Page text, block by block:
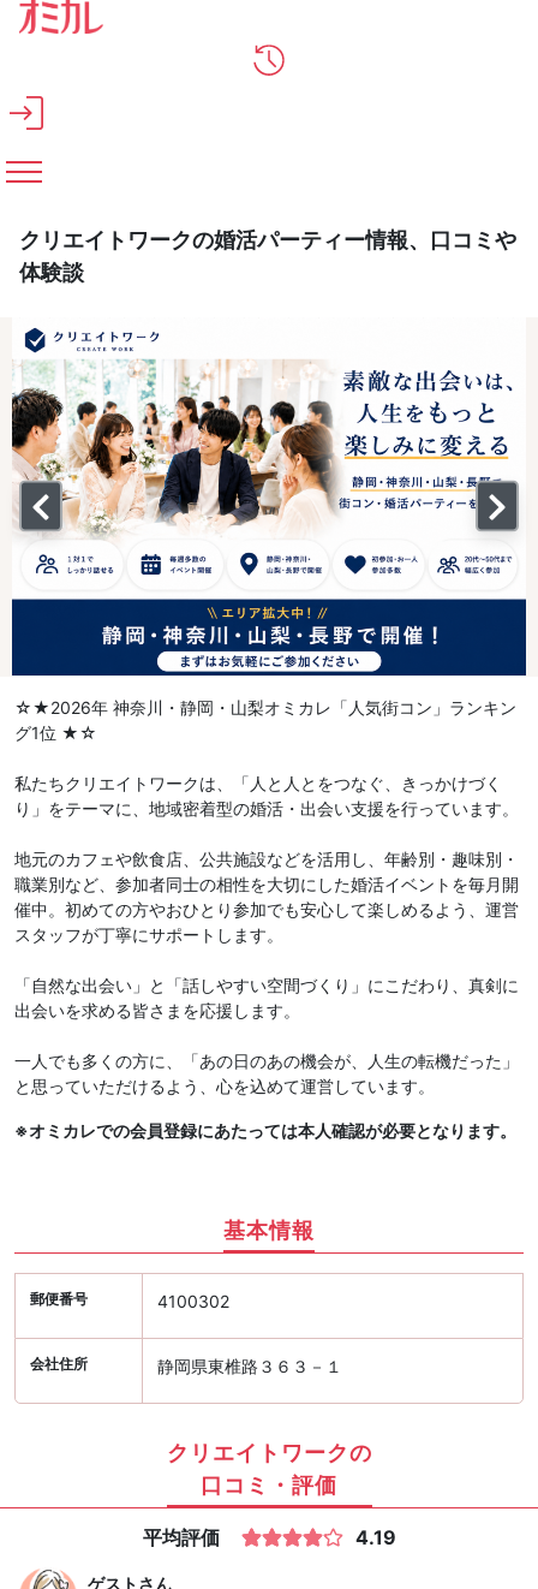
メインコンテンツへスキップ
クリエイトワークの婚活パーティー情報、口コミや
体験談
☆★2026年 神奈川・静岡・山梨オミカレ「人気街コン」ランキン
グ1位 ★☆
私たちクリエイトワークは、「人と人とをつなぐ、きっかけづく
り」をテーマに、地域密着型の婚活・出会い支援を行っています。
地元のカフェや飲食店、公共施設などを活用し、年齢別・趣味別・
職業別など、参加者同士の相性を大切にした婚活イベントを毎月開
催中。初めての方やおひとり参加でも安心して楽しめるよう、運営
スタッフが丁寧にサポートします。
「自然な出会い」と「話しやすい空間づくり」にこだわり、真剣に
出会いを求める皆さまを応援します。
一人でも多くの方に、「あの日のあの機会が、人生の転機だった」
と思っていただけるよう、心を込めて運営しています。
※オミカレでの会員登録にあたっては本人確認が必要となります。
基本情報
郵便番号 4100302
会社住所 静岡県東椎路３６３－１
クリエイトワークの
口コミ・評価
平均評価 4.19
ゲストさん